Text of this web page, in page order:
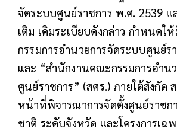
จัดระบบศูนย์ราชการ พ.ศ. 2539 แ
เติม เดิมระเบียบดังกล่าว กำหนดใ
กรรมการอำนวยการจัดระบบศูนย์ร
และ “สำนักงานคณะกรรมการอำน
ศูนย์ราชการ” (สศร.) ภายใต้สังกัด
หน้าที่พิจารณาการจัดตั้งศูนย์ราชก
ชาติ ระดับจังหวัด และโครงการเฉ